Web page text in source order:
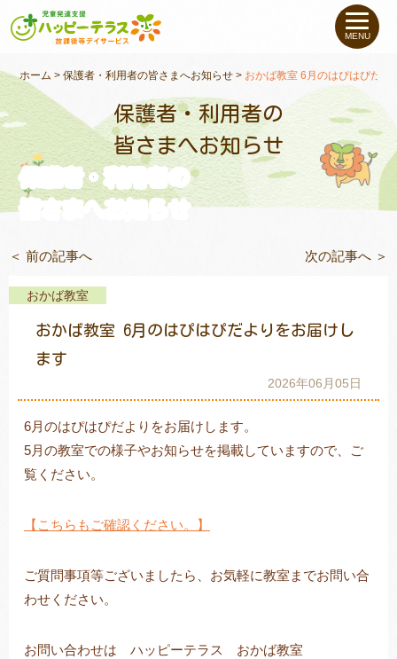
私たちについて
未就学のお子さま（０〜６才）
小学生〜高校生の お子さま
支援事例
教室一覧
MENU
ホーム >保護者・利用者の皆さまへお知らせ > おかば教室 6月のはぴはぴだよ
保護者・利用者の
皆さまへお知らせ
保護者・利用者の
皆さまへお知らせ
＜ 前の記事へ 次の記事へ ＞
おかば教室
おかば教室 6月のはぴはぴだよりをお届けし
ます
2026年06月05日
6月のはぴはぴだよりをお届けします。
5月の教室での様子やお知らせを掲載していますので、ご
覧ください。
【こちらもご確認ください。】
ご質問事項等ございましたら、お気軽に教室までお問い合
わせください。
お問い合わせは ハッピーテラス おかば教室